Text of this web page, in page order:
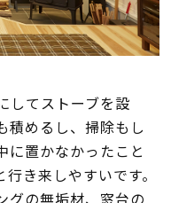
してストーブを設
積めるし、掃除もし
に置かなかったこと
き来しやすいです。